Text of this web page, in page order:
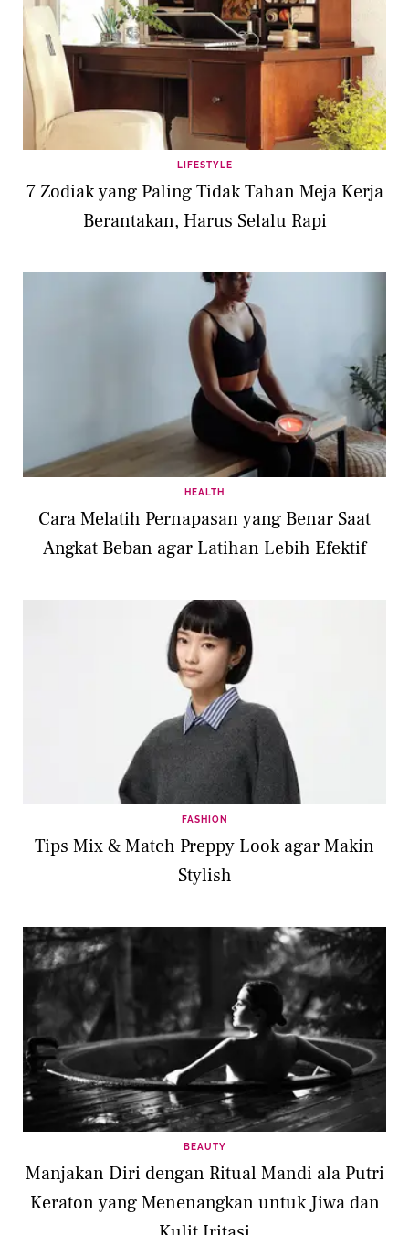
LIFESTYLE
7 Zodiak yang Paling Tidak Tahan Meja Kerja
Berantakan, Harus Selalu Rapi
HEALTH
Cara Melatih Pernapasan yang Benar Saat
Angkat Beban agar Latihan Lebih Efektif
FASHION
Tips Mix & Match Preppy Look agar Makin
Stylish
BEAUTY
Manjakan Diri dengan Ritual Mandi ala Putri
Keraton yang Menenangkan untuk Jiwa dan